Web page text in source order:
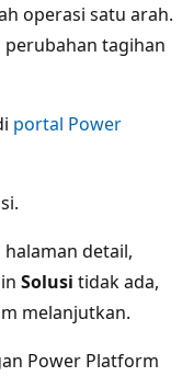
operasi satu arah.
tagihan
portal Power
detail,
Solusi tidak ada,
melanjutkan.
Power Platform